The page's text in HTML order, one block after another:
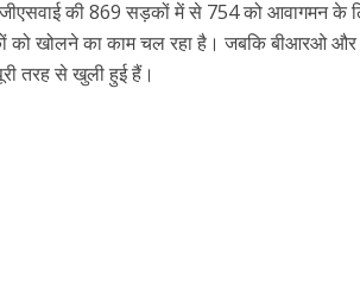
की 869 सड़कों में से 754 को आवागमन के
को खोलने का काम चल रहा है। जबकि बीआरओ और
तरह से खुली हुई हैं।